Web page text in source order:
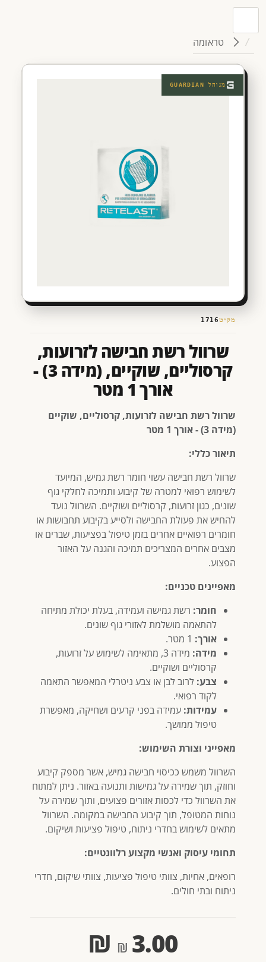
טראומה
מנוהל GUARDIAN
מק״ט1716
שרוול רשת חבישה לזרועות,
קרסוליים, שוקיים, (מידה 3) -
אורך 1 מטר
שרוול רשת חבישה לזרועות, קרסוליים, שוקיים
(מידה 3) - אורך 1 מטר
תיאור כללי:
שרוול רשת חבישה עשוי חומר רשת גמיש, המיועד
לשימוש רפואי למטרה של קיבוע ותמיכה לחלקי גוף
שונים, כגון זרועות, קרסוליים ושוקיים. השרוול נועד
להחיש את פעולת החבישה ולסייע בקיבוע תחבושות או
חומרים רפואיים אחרים בזמן טיפול בפציעות, שברים או
מצבים אחרים המצריכים תמיכה והגנה על האזור
הפצוע.
מאפיינים טכניים:
חומר: רשת גמישה ועמידה, בעלת יכולת מתיחה
להתאמה מושלמת לאזורי גוף שונים.
אורך:
מידה:
מידה 3, מתאימה לשימוש על זרועות,
קרסוליים ושוקיים.
צבע: לרוב לבן או צבע ניטרלי המאפשר התאמה
לקוד רפואי.
עמידות: עמידה בפני קרעים ושחיקה, מאפשרת
טיפול ממושך.
מאפייני וצורת השימוש:
השרוול משמש ככיסוי חבישה גמיש, אשר מספק קיבוע
וחוזק, תוך שמירה על גמישות ותנועה באזור. ניתן למתוח
את השרוול כדי לכסות אזורים פצועים, ותוך שמירה על
נוחות המטופל, תוך קיבוע החבישה במקומה. השרוול
מתאים לשימוש בחדרי ניתוח, טיפול פציעות ושיקום.
תחומי עיסוק ואנשי מקצוע רלוונטיים:
רופאים, אחיות, צוותי טיפול פציעות, צוותי שיקום, חדרי
ניתוח ובתי חולים.
3.00
₪